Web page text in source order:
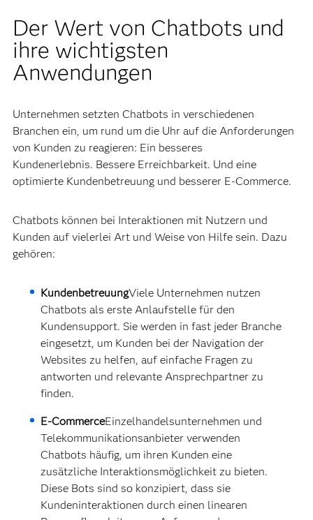
Der Wert von Chatbots und
ihre wichtigsten
Anwendungen
Unternehmen setzten Chatbots in verschiedenen
Branchen ein, um rund um die Uhr auf die Anforderungen
von Kunden zu reagieren: Ein besseres
Kundenerlebnis. Bessere Erreichbarkeit. Und eine
optimierte Kundenbetreuung und besserer E-Commerce.
Chatbots können bei Interaktionen mit Nutzern und
Kunden auf vielerlei Art und Weise von Hilfe sein. Dazu
gehören:
KundenbetreuungViele Unternehmen nutzen
Chatbots als erste Anlaufstelle für den
Kundensupport. Sie werden in fast jeder Branche
eingesetzt, um Kunden bei der Navigation der
Websites zu helfen, auf einfache Fragen zu
antworten und relevante Ansprechpartner zu
finden.
E-CommerceEinzelhandelsunternehmen und
Telekommunikationsanbieter verwenden
Chatbots häufig, um ihren Kunden eine
zusätzliche Interaktionsmöglichkeit zu bieten.
Diese Bots sind so konzipiert, dass sie
Kundeninteraktionen durch einen linearen